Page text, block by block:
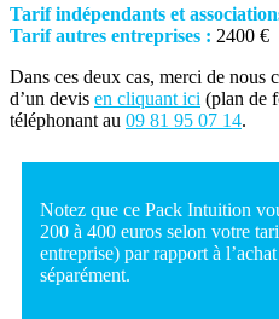
Tarif indépendants et
Tarif autres entreprises : 2400 €
Dans ces deux cas, merci de nous
d’un devis en cliquant ici (plan de
téléphonant au 09 81 95 07 14.
Notez que ce Pack Intuition
200 à 400 euros selon votre
entreprise) par rapport à
séparément.